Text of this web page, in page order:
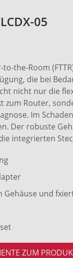
05
the-Room
die bei
nicht nur die
zum Router,
Im
Der robuste
integrierten
Gehäuse und
ZUM